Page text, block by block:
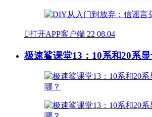
打开APP客户端 22 08.04
极速鲨课堂13：10系和20系